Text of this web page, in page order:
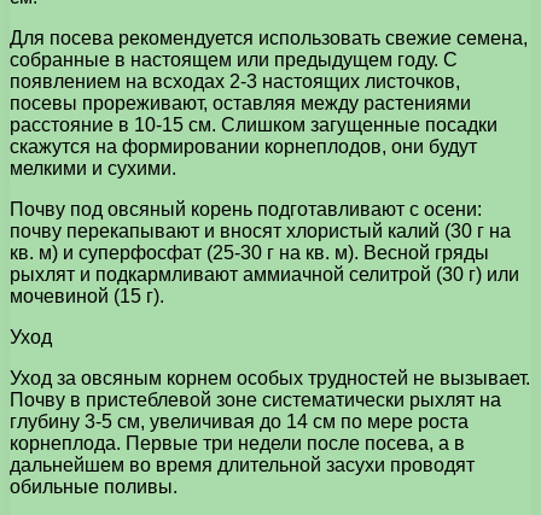
Для посева рекомендуется использовать свежие семена,
собранные в настоящем или предыдущем году. С
появлением на всходах 2-3 настоящих листочков,
посевы прореживают, оставляя между растениями
расстояние в 10-15 см. Слишком загущенные посадки
скажутся на формировании корнеплодов, они будут
мелкими и сухими.
Почву под овсяный корень подготавливают с осени:
почву перекапывают и вносят хлористый калий (30 г на
кв. м) и суперфосфат (25-30 г на кв. м). Весной гряды
рыхлят и подкармливают аммиачной селитрой (30 г) или
мочевиной (15 г).
Уход
Уход за овсяным корнем особых трудностей не вызывает.
Почву в пристеблевой зоне систематически рыхлят на
глубину 3-5 см, увеличивая до 14 см по мере роста
корнеплода. Первые три недели после посева, а в
дальнейшем во время длительной засухи проводят
обильные поливы.